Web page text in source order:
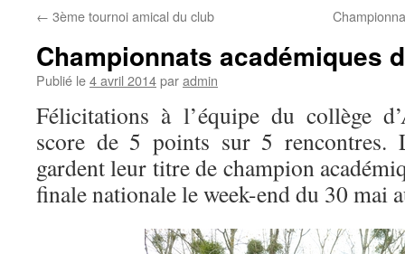
← 3ème tournoi amical du club
Championnats académiques
Publié le4 avril 2014paradmin
Félicitations à l’équipe du collège
score de 5 points sur 5 rencontres.
gardent leur titre de champion
finale nationale le week-end du 30 mai